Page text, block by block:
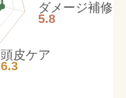
ダメージ補修
5.8
頭皮ケア
6.3